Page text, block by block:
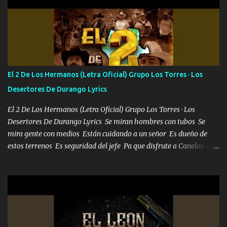
algunas que no lo entiendan Porque ahora soy su pesadilla, lo sé
Soy yo la octava maravilla, no lo niegues Tengo de rodillas a otras
cien Y por más que quieran no me detienen Soy yo la mente que
más brilla, lo ves Pa' mi la vida es tan sencilla No lo entenderías en
tu vida, y está bien Porque lo que tengo nadie lo tiene Una me está
escribiendo y la otra me va a llamar Quiere que vaya a verla y que
la invite a cenar Otras más me están pidiendo que las saque a
bailar Pero es que tengo un par de conciertos más que llenar Se
mueven solo por el interés P...
El 2 De Los Hermanos (Letra Oficial) Grupo Los Torres · Los
Desertores De Durango Lyrics
El 2 De Los Hermanos (Letra Oficial) Grupo Los Torres · Los
Desertores De Durango Lyrics Se miran hombres con tubos Se
mira gente con medios Están cuidando a un señor Es dueño de
estos terrenos Es seguridad del jefe Pa que disfrute a Canelos Es
ni tampoco las mujeres porque es platica de grandes por eso hay
que estar alegres doy las instrucciones para atender los deberes
Música Si es que salta algún problema de confianza tengo gente